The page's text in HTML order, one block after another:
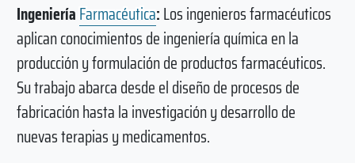
IngenieríaFarmacéutica:Los ingenieros farmacéuticos
aplican conocimientos de ingeniería química en la
producción y formulación de productos farmacéuticos.
Su trabajo abarca desde el diseño de procesos de
fabricación hasta la investigación y desarrollo de
nuevas terapias y medicamentos.